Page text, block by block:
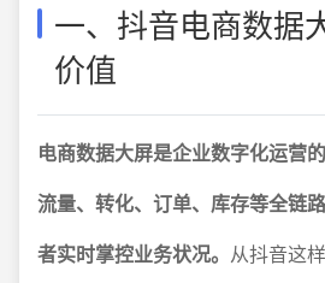
一、抖音电商数据
价值
电商数据大屏是企业数字化运营
流量、转化、订单、库存等全链
者实时掌控业务状况。 从抖音这